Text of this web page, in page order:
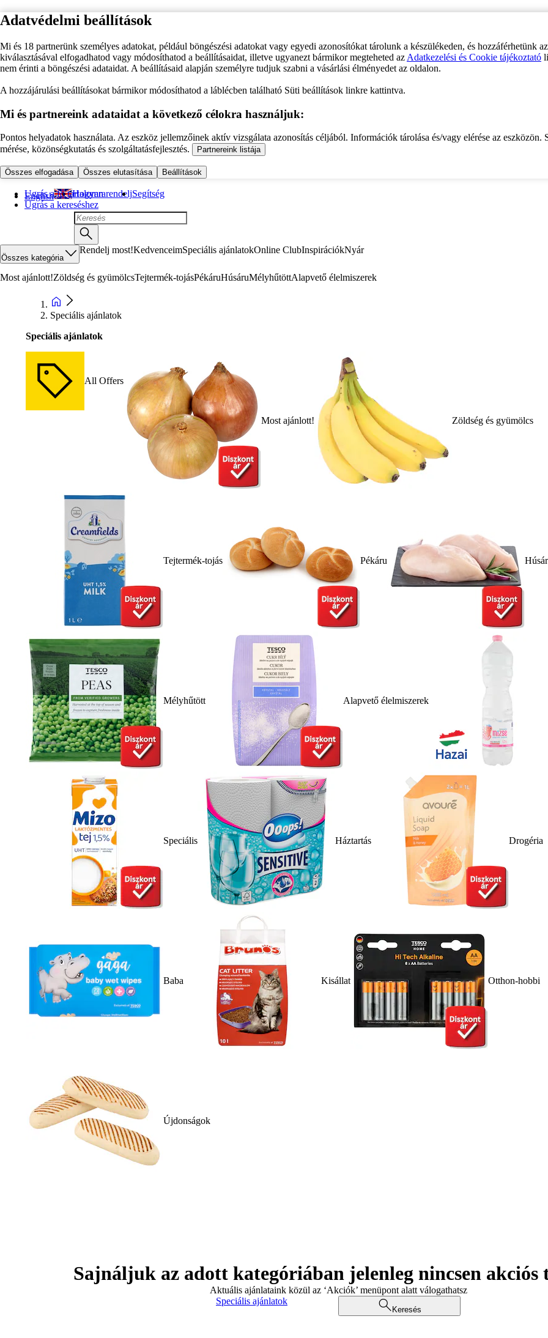
Adatvédelmi beállítások
Mi és 18 partnerünk személyes adatokat, például böngészési adatokat vagy egyedi azonosítókat tárolunk a készülékeden, és hozzáférhetünk
kiválasztásával elfogadhatod vagy módosíthatod a beállításaidat, illetve ugyanezt bármikor megteheted az Adatkezelési és Cookie tájékoztató
nem érinti a böngészési adataidat. A beállításaid alapján személyre tudjuk szabni a vásárlási élményedet az oldalon.
A hozzájárulási beállításokat bármikor módosíthatod a láblécben található Süti beállítások linkre kattintva.
Mi és partnereink adataidat a következő célokra használjuk:
Pontos helyadatok használata. Az eszköz jellemzőinek aktív vizsgálata azonosítás céljából. Információk tárolása és/vagy elérése az eszközön.
mérése, közönségkutatás és szolgáltatásfejlesztés.
Partnereink listája
Összes elfogadása Összes elutasítása Beállítások
Ugrás a fő tartalomra
Ugrás a kereséshez
English Hogyan rendeljSegítség
Összes kategória
Rendelj most!KedvenceimSpeciális ajánlatokOnline ClubInspirációkNyár
Most ajánlott!Zöldség és gyümölcsTejtermék-tojásPékáruHúsáruMélyhűtöttAlapvető élelmiszerek
Speciális ajánlatok
Speciális ajánlatok
All Offers
Most ajánlott! Zöldség és gyümölcs
Tejtermék-tojás Pékáru
Mélyhűtött Alapvető élelmiszerek
Speciális Háztartás Drogéria
Baba Kisállat Otthon-hobbi
Újdonságok
Sajnáljuk az adott kategóriában jelenleg nincsen akciós
Aktuális ajánlataink közül az ‘Akciók’ menüpont alatt válogathatsz
Speciális ajánlatok
Keresés